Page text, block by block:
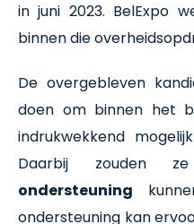
in juni 2023. BelExpo
binnen die
De overgebleven
doen om binnen het
indrukwekkend
Daarbij zouden
ondersteuning
ondersteuning kan